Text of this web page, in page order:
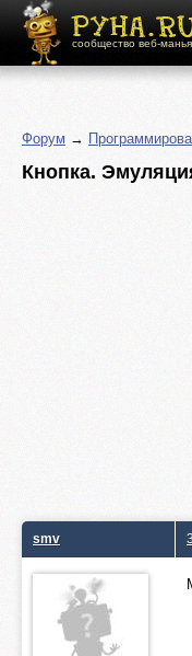
сообщество веб-
Форум →
Кнопка.
smv